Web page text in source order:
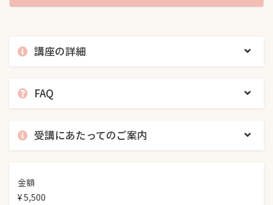
講座の詳細
FAQ
受講にあたってのご案内
金額
¥ 5,500